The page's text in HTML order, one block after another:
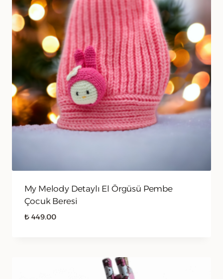
My Melody Detaylı El Örgüsü Pembe
Çocuk Beresi
₺449.00